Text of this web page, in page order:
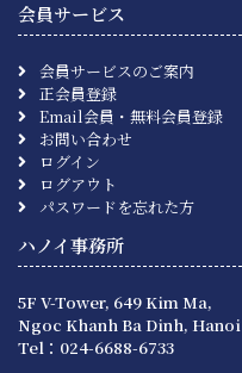
会員サービス
会員サービスのご案内
正会員登録
Email会員・無料会員登録
お問い合わせ
ログイン
ログアウト
パスワードを忘れた方
ハノイ事務所
5F V-Tower, 649 Kim Ma,
Ngoc Khanh Ba Dinh, Hanoi
Tel：024-6688-6733